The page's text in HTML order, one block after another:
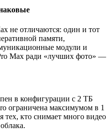
не отличаются: один и тот
памяти,
модули и
Max ради «лучших фото» —
в конфигурации с 2 ТБ
ограничена максимумом в 1
тех, кто снимает много видео